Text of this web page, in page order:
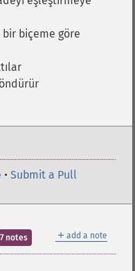
biçeme göre
• Submit a Pull
＋ add a note
7 notes